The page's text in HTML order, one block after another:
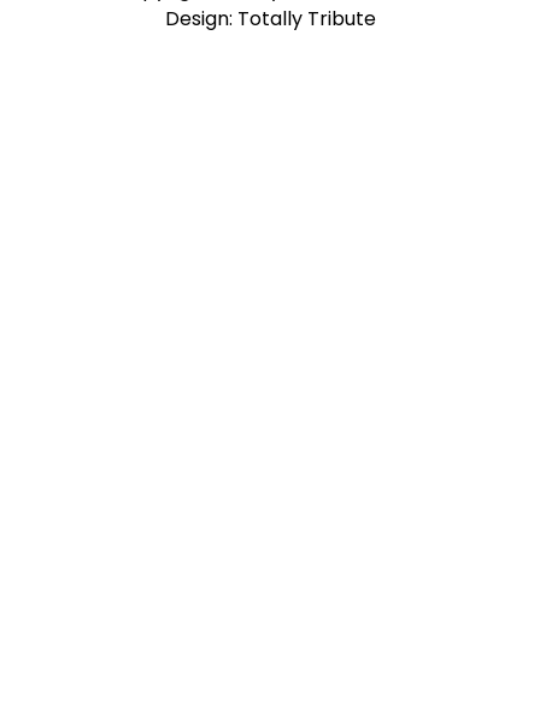
Design: Totally Tribute